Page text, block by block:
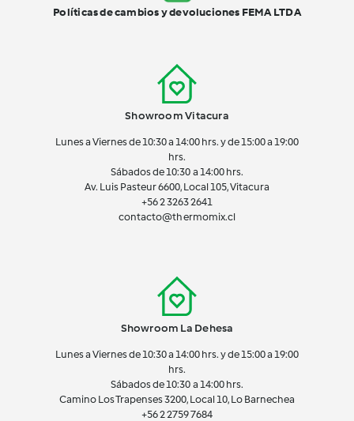
Showroom Vitacura
Lunes a Viernes de 10:30 a 14:00 hrs. y de 15:00 a 19:00
hrs.
Sábados de 10:30 a 14:00 hrs.
Av. Luis Pasteur 6600, Local 105, Vitacura
+56 2 3263 2641
contacto@thermomix.cl
Showroom La Dehesa
Lunes a Viernes de 10:30 a 14:00 hrs. y de 15:00 a 19:00
hrs.
Sábados de 10:30 a 14:00 hrs.
Camino Los Trapenses 3200, Local 10, Lo Barnechea
+56 22759 7684
Políticas de cambios y devoluciones FEMA LTDA